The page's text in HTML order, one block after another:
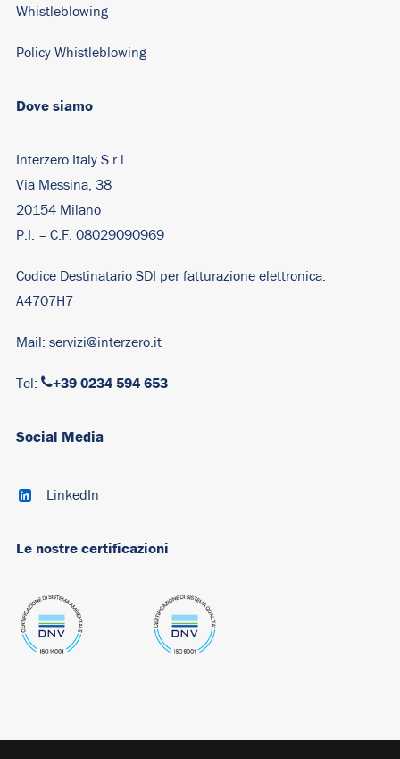
Dove siamo
Interzero Italy S.r.l
Via Messina, 38
20154 Milano
P.I. – C.F. 08029090969
Codice Destinatario SDI per fatturazione elettronica:
A4707H7
Mail: servizi@interzero.it
Tel: +39 0234 594 653
Whistleblowing
Policy Whistleblowing
Social Media
LinkedIn
Le nostre certificazioni